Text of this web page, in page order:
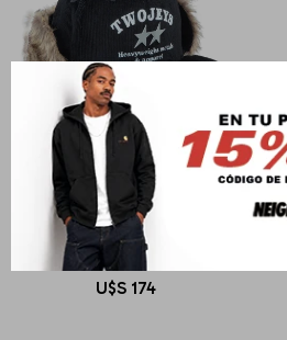
TWO JEYS
TJ 59FIFTY DOWNFLAP
U$S 174